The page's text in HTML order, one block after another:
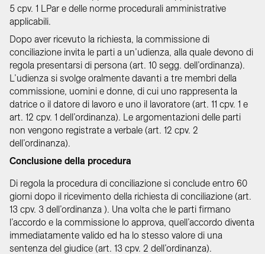
5 cpv. 1 LPar e delle norme procedurali amministrative
applicabili.
Dopo aver ricevuto la richiesta, la commissione di
conciliazione invita le parti a un’udienza, alla quale devono di
regola presentarsi di persona (art. 10 segg. dell’ordinanza).
L’udienza si svolge oralmente davanti a tre membri della
commissione, uomini e donne, di cui uno rappresenta la
datrice o il datore di lavoro e uno il lavoratore (art. 11 cpv. 1 e
art. 12 cpv. 1 dell’ordinanza). Le argomentazioni delle parti
non vengono registrate a verbale (art. 12 cpv. 2
dell’ordinanza).
Conclusione della procedura
Di regola la procedura di conciliazione si conclude entro 60
giorni dopo il ricevimento della richiesta di conciliazione (art.
13 cpv. 3 dell’ordinanza ). Una volta che le parti firmano
l’accordo e la commissione lo approva, quell’accordo diventa
immediatamente valido ed ha lo stesso valore di una
sentenza del giudice (art. 13 cpv. 2 dell’ordinanza).